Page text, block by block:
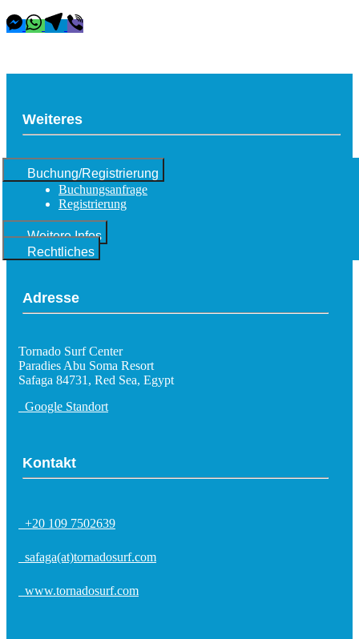
Weiteres
Buchung/Registrierung
Buchungsanfrage
Registrierung
Weitere Infos
Rechtliches
Adresse
Tornado Surf Center
Paradies Abu Soma Resort
Safaga 84731, Red Sea, Egypt
Google Standort
Kontakt
+20 109 7502639
safaga(at)tornadosurf.com
www.tornadosurf.com